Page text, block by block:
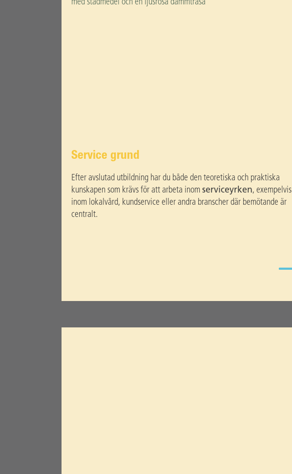
Service grund
Efter avslutad utbildning har du både den teoretiska och praktiska
kunskapen som krävs för att arbeta inom serviceyrken, exempelvis
inom lokalvård, kundservice eller andra branscher där bemötande är
centralt.